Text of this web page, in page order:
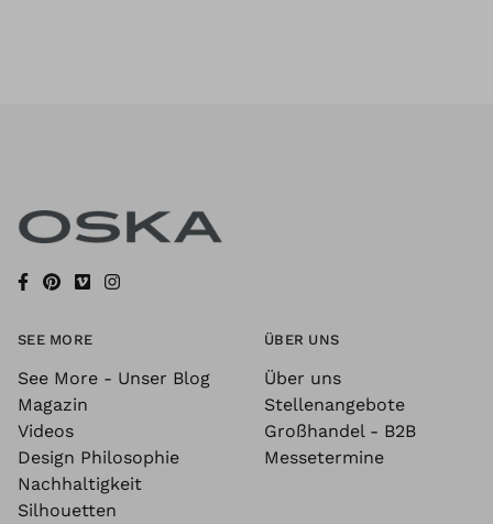
SEE MORE
See More - Unser Blog
Magazin
Videos
Design Philosophie
Nachhaltigkeit
Silhouetten
ÜBER UNS
Über uns
Stellenangebote
Großhandel - B2B
Messetermine